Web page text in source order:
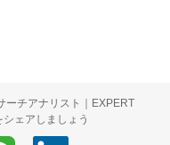
ーチアナリスト｜EXPERT
ェアしましょう